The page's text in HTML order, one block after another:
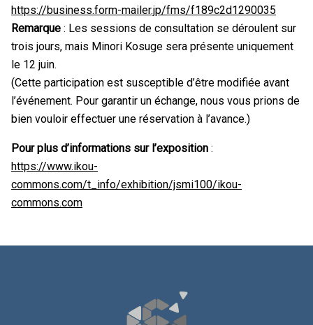
https://business.form-mailer.jp/fms/f189c2d1290035
Remarque : Les sessions de consultation se déroulent sur
trois jours, mais Minori Kosuge sera présente uniquement
le 12 juin.
(Cette participation est susceptible d’être modifiée avant
l’événement. Pour garantir un échange, nous vous prions de
bien vouloir effectuer une réservation à l’avance.)
Pour plus d’informations sur l’exposition :
https://www.ikou-
commons.com/t_info/exhibition/jsmi100/ikou-
commons.com